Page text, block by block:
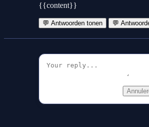
{{content}}
💬 Antwoorden tonen 💬